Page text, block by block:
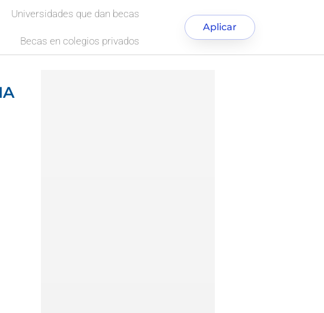
Universidades que dan becas
Becas en colegios privados
Aplicar